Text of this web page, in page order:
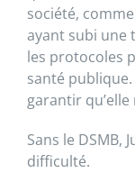
société,
ayant subi une
les protocoles
santé publique.
garantir
Sans le DSMB,
difficulté.